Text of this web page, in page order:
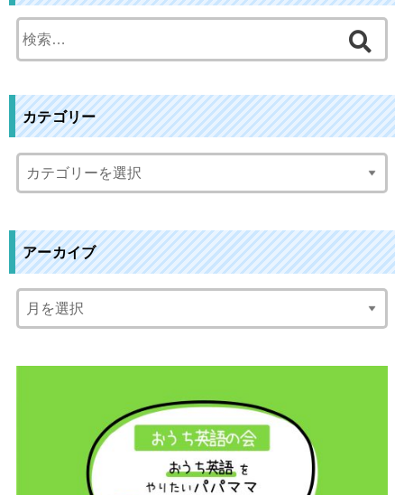
索
カテゴリー
アーカイブ